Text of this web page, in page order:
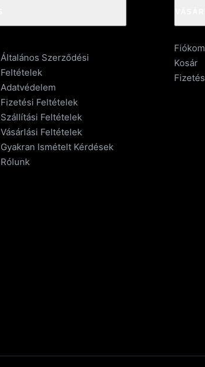
Általános Szerződési
Feltételek
Adatvédelem
Fizetési Feltételek
Szállítási Feltételek
Vásárlási Feltételek
Gyakran Ismételt Kérdések
Rólunk
Fiókom
Kosár
Fizetés